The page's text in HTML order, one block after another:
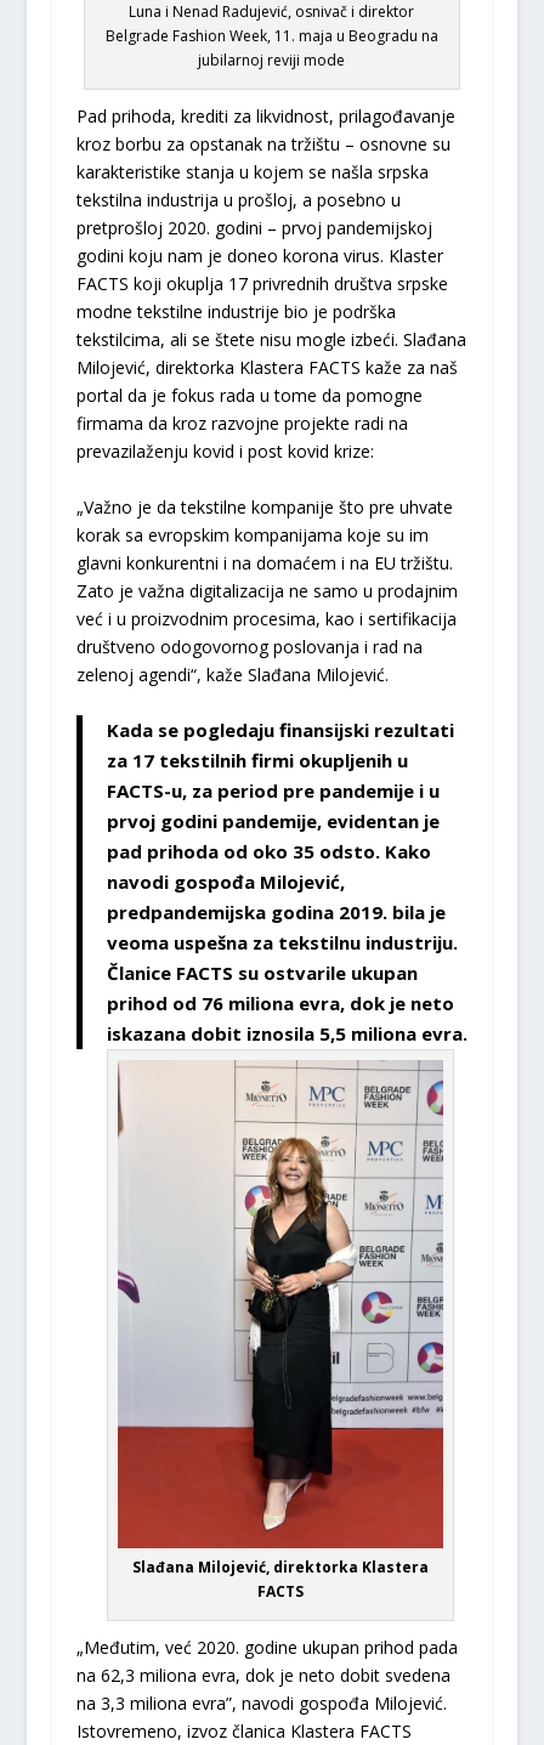
Luna i Nenad Radujević, osnivač i direktor
Belgrade Fashion Week, 11. maja u Beogradu na
jubilarnoj reviji mode
Pad prihoda, krediti za likvidnost, prilagođavanje
kroz borbu za opstanak na tržištu – osnovne su
karakteristike stanja u kojem se našla srpska
tekstilna industrija u prošloj, a posebno u
pretprošloj 2020. godini – prvoj pandemijskoj
godini koju nam je doneo korona virus. Klaster
FACTS koji okuplja 17 privrednih društva srpske
modne tekstilne industrije bio je podrška
tekstilcima, ali se štete nisu mogle izbeći. Slađana
Milojević, direktorka Klastera FACTS kaže za naš
portal da je fokus rada u tome da pomogne
firmama da kroz razvojne projekte radi na
prevazilaženju kovid i post kovid krize:
„Važno je da tekstilne kompanije što pre uhvate
korak sa evropskim kompanijama koje su im
glavni konkurentni i na domaćem i na EU tržištu.
Zato je važna digitalizacija ne samo u prodajnim
već i u proizvodnim procesima, kao i sertifikacija
društveno odogovornog poslovanja i rad na
zelenoj agendi“, kaže Slađana Milojević.
Kada se pogledaju finansijski rezultati
za 17 tekstilnih firmi okupljenih u
FACTS-u, za period pre pandemije i u
prvoj godini pandemije, evidentan je
pad prihoda od oko 35 odsto. Kako
navodi gospođa Milojević,
predpandemijska godina 2019. bila je
veoma uspešna za tekstilnu industriju.
Članice FACTS su ostvarile ukupan
prihod od 76 miliona evra, dok je neto
iskazana dobit iznosila 5,5 miliona evra.
Slađana Milojević, direktorka Klastera
FACTS
„Međutim, već 2020. godine ukupan prihod pada
na 62,3 miliona evra, dok je neto dobit svedena
na 3,3 miliona evra”, navodi gospođa Milojević.
Istovremeno, izvoz članica Klastera FACTS